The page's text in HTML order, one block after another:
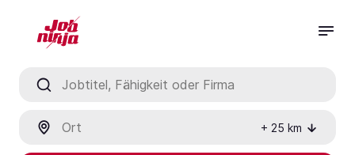
+ 25 km